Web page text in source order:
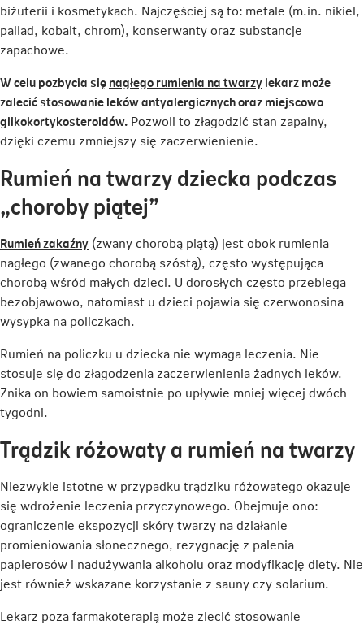
biżuterii i kosmetykach. Najczęściej są to: metale (m.in. nikiel,
pallad, kobalt, chrom), konserwanty oraz substancje
zapachowe.
W celu pozbycia sięnagłego rumienia na twarzyLink
otwiera
się
karcie
lekarz może
zalecić stosowanie leków antyalergicznych oraz miejscowo
glikokortykosteroidów. Pozwoli to złagodzić stan zapalny,
dzięki czemu zmniejszy się zaczerwienienie.
Rumień na twarzy dziecka podczas
„choroby piątej”
Rumień zakaźnyLink
otwiera
się
w
nowej
(zwany chorobą piątą) jest obok rumienia
nagłego (zwanego chorobą szóstą), często występująca
chorobą wśród małych dzieci. U dorosłych często przebiega
bezobjawowo, natomiast u dzieci pojawia się czerwonosina
wysypka na policzkach.
Rumień na policzku u dziecka nie wymaga leczenia. Nie
stosuje się do złagodzenia zaczerwienienia żadnych leków.
Znika on bowiem samoistnie po upływie mniej więcej dwóch
tygodni.
Trądzik różowaty a rumień na twarzy
Niezwykle istotne w przypadku trądziku różowatego okazuje
się wdrożenie leczenia przyczynowego. Obejmuje ono:
ograniczenie ekspozycji skóry twarzy na działanie
promieniowania słonecznego, rezygnację z palenia
papierosów i nadużywania alkoholu oraz modyfikację diety. Nie
jest również wskazane korzystanie z sauny czy solarium.
Lekarz poza farmakoterapią może zlecić stosowanie